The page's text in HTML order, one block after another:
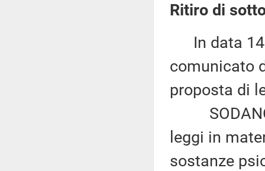
Ritiro di
In data 14
comunicato
proposta di
SODANO
leggi in
sostanze